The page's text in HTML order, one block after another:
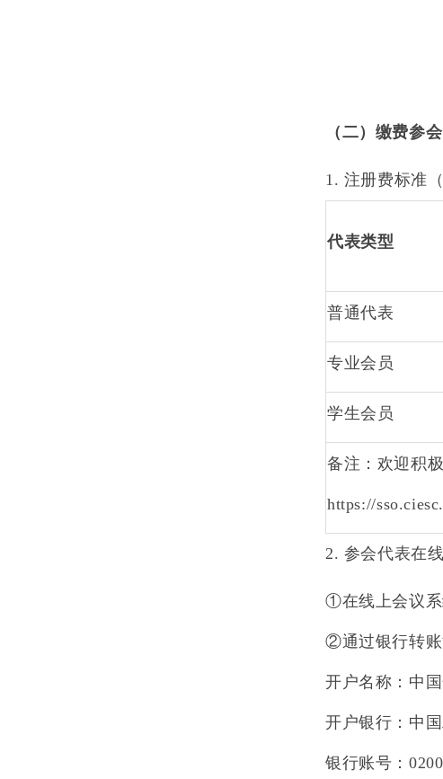
（二） 缴费参会
1. 注册费标准
代表类型
普通代表
专业会员
学生会员
备注 ： 欢迎积
https://
2. 参会代表在
①在线上会议
②通过银行转
开户名称：中
开户银行：中
银行账号：